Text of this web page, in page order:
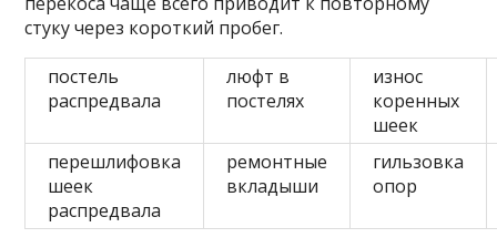
стуку через короткий пробег.
постель
распредвала
люфт в
постелях
износ
коренных
шеек
перешлифовка
шеек
распредвала
ремонтные
вкладыши
гильзовка
опор